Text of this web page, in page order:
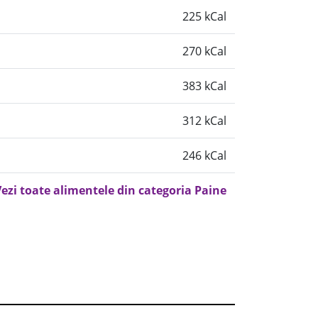
225 kCal
270 kCal
383 kCal
312 kCal
246 kCal
toate alimentele din categoria Paine